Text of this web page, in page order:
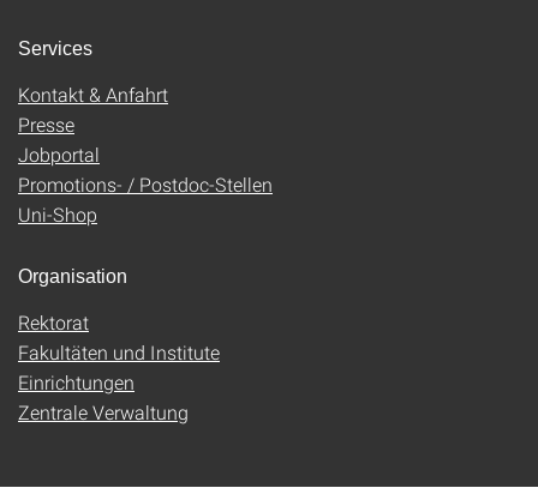
Services
Kontakt & Anfahrt
Presse
Jobportal
Promotions- / Postdoc-Stellen
Uni-Shop
Organisation
Rektorat
Fakultäten und Institute
Einrichtungen
Zentrale Verwaltung